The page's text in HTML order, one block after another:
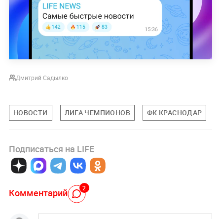
Дмитрий Садылко
НОВОСТИ ЛИГА ЧЕМПИОНОВ ФК КРАСНОДАР
Подписаться на LIFE
Комментарий 2